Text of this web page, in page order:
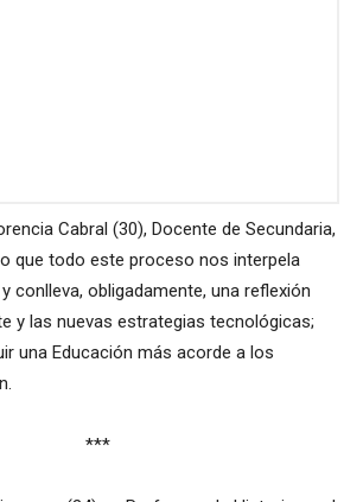
Cabral (30), Docente de Secundaria,
que todo este proceso nos interpela
conlleva, obligadamente, una reflexión
y las nuevas estrategias tecnológicas;
una Educación más acorde a los
***